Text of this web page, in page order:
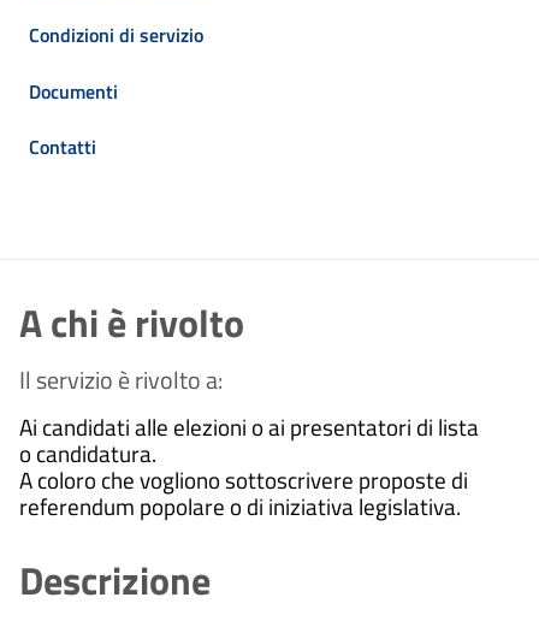
Condizioni di servizio
Documenti
Contatti
A chi è rivolto
Il servizio è rivolto a:
Ai candidati alle elezioni o ai presentatori di lista
o candidatura.
A coloro che vogliono sottoscrivere proposte di
referendum popolare o di iniziativa legislativa.
Descrizione